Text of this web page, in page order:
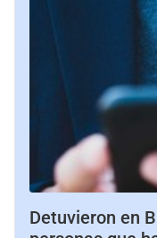
Detuvieron en